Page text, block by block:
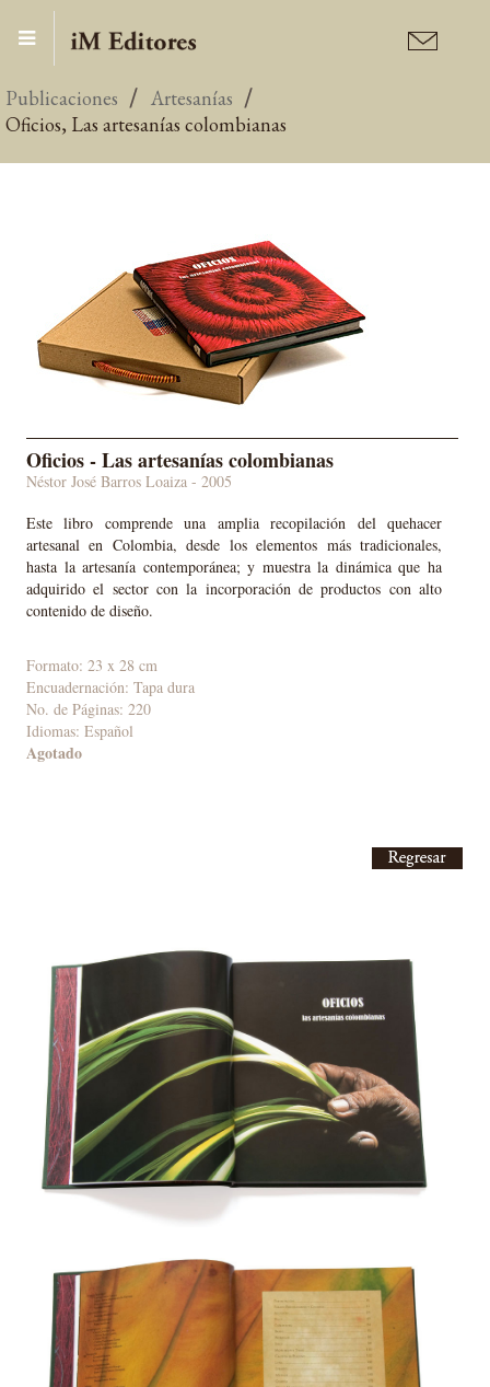
Publicaciones
Artesanías
Oficios, Las artesanías colombianas
Oficios - Las artesanías colombianas
Néstor José Barros Loaiza - 2005
Este libro comprende una amplia recopilación del quehacer
artesanal en Colombia, desde los elementos más tradicionales,
hasta la artesanía contemporánea; y muestra la dinámica que ha
adquirido el sector con la incorporación de productos con alto
contenido de diseño.
Formato: 23 x 28 cm
Encuadernación: Tapa dura
No. de Páginas: 220
Idiomas: Español
Agotado